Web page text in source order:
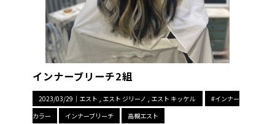
インナーブリーチ2組
2023/03/29｜ エスト エスト ジリーノ エスト キッケル
#インナー
カラー
インナーブリーチ 高槻エスト